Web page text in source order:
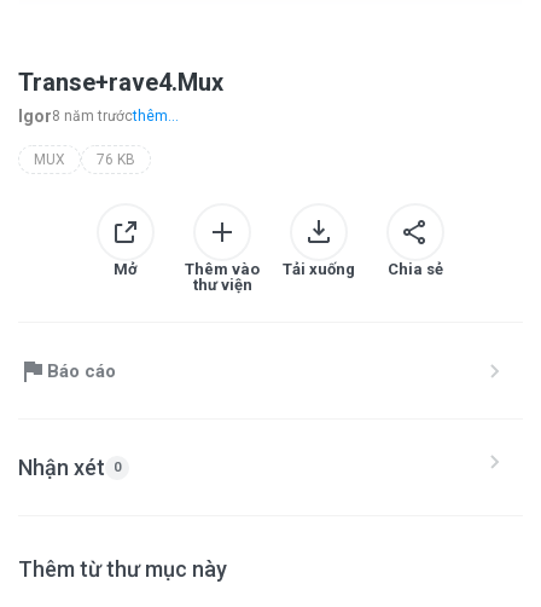
Transe+rave4.Mux
Igor8 năm trướcthêm...
MUX 76 KB
Mở
Thêm vào
thư viện
Tải xuống Chia sẻ
Báo cáo
Nhận xét 0
Thêm từ thư mục này